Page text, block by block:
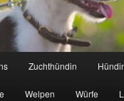
Zuchthündin
Welpen Würfe